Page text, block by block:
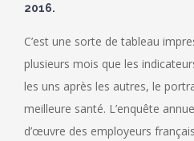
2016.
C’est une sorte de tableau
plusieurs mois que les
les uns après les autres, le
meilleure santé. L’enquête
d’œuvre des employeurs